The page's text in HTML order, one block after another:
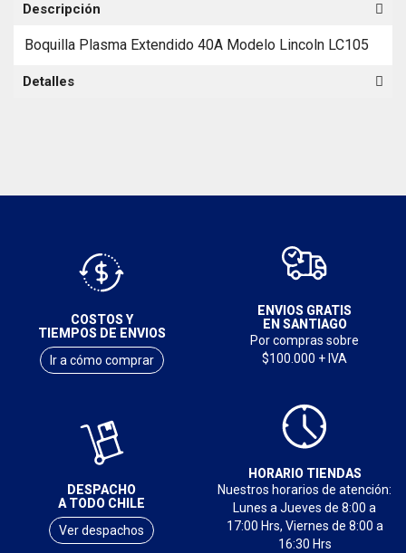
Descripción
Boquilla Plasma Extendido 40A Modelo Lincoln LC105
Detalles
COSTOS Y
TIEMPOS DE ENVIOS
Ir a cómo comprar
ENVIOS GRATIS
EN SANTIAGO
Por compras sobre
$100.000 + IVA
DESPACHO
A TODO CHILE
Ver despachos
HORARIO TIENDAS
Nuestros horarios de atención:
Lunes a Jueves de 8:00 a
17:00 Hrs, Viernes de 8:00 a
16:30 Hrs